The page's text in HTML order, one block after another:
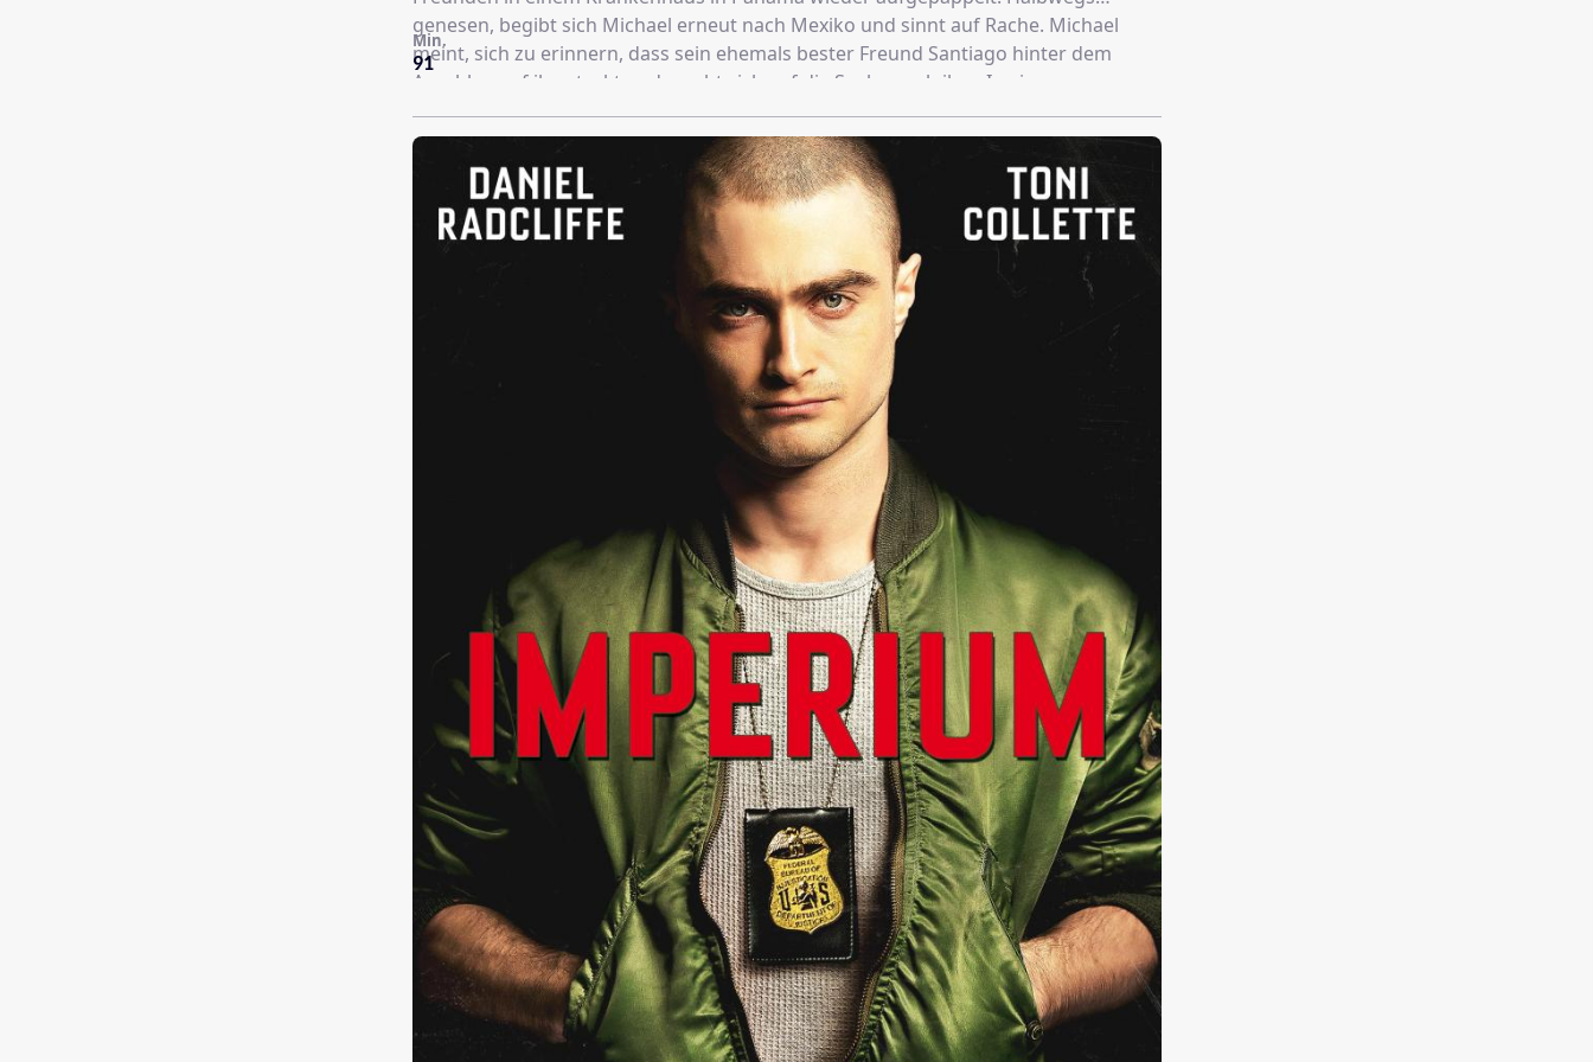
genesen, begibt sich Michael erneut nach Mexiko und sinnt auf Rache. Michael
meint, sich zu erinnern, dass sein ehemals bester Freund Santiago hinter dem
Anschlag auf ihn steckt und macht sich auf die Suche nach ihm. In einem
gnadenlosen Kreuzzug kämpft er sich näher an sein Ziel heran, doch Santiago gibt
sich nicht so leicht geschlagen: Er nimmt Michaels große Liebe Nadine als Geisel…
91
Min.